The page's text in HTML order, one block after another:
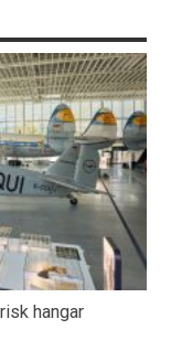
hangar